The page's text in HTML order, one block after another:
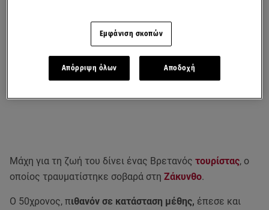
Μάχη για τη ζωή του δίνει ένας Βρετανός τουρίστας, ο
οποίος τραυματίστηκε σοβαρά στη Ζάκυνθο.
Ο 50χρονος, πιθανόν σε κατάσταση μέθης, έπεσε και
Εμφάνιση σκοπών
Απόρριψη όλων Αποδοχή